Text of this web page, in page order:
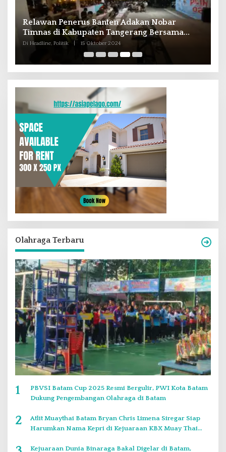
Relawan Penerus Banten Adakan Nobar
Timnas di Kabupaten Tangerang Bersama
Mahasiswa
Di Headline, Politik 15 Oktober 2024
Olahraga Terbaru
1
PBVSI Batam Cup 2025 Resmi Bergulir, PWI Kota Batam
Dukung Pengembangan Olahraga di Batam
2
Atlit Muaythai Batam Bryan Chris Limena Siregar Siap
Harumkan Nama Kepri di Kejuaraan KBX Muay Thai
Kejuaraan Dunia Binaraga Bakal Digelar di Batam,